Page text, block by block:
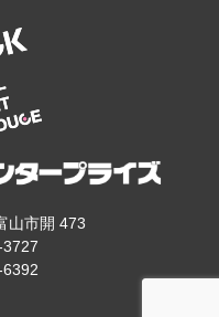
山市開 473